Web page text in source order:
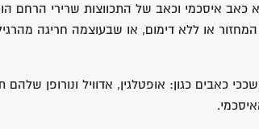
איסכמי וכאב של התכווצות שרירי הרחם הוא
או ללא דימום, או שבעוצמה חריגה
כאבים כגון: אופטלגין, אדוויל ונורופן